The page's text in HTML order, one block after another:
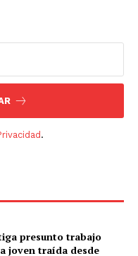
.
presunto trabajo
joven traída desde